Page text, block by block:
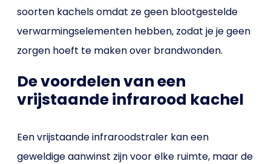
soorten kachels omdat ze geen blootgestelde
verwarmingselementen hebben, zodat je je geen
zorgen hoeft te maken over brandwonden.
De voordelen van een
vrijstaande infrarood kachel
Een vrijstaande infraroodstraler kan een
geweldige aanwinst zijn voor elke ruimte, maar de